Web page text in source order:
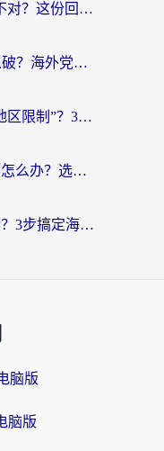
海外看国内电视剧的app选不对？这份回国加速器避坑指南帮你流畅追剧
喜马拉雅地区限制DNS怎么破？海外党听国内音乐听书的终极解决方案
在海外听喜马拉雅总提示“地区限制”？3步轻松解除+听国内音乐全攻略
在国外登录不了国内小程序怎么办？选对回国加速器，轻松解锁国内资源
在美国怎么用酷我听周杰伦？3步搞定海外听歌难题
脑版
脑版